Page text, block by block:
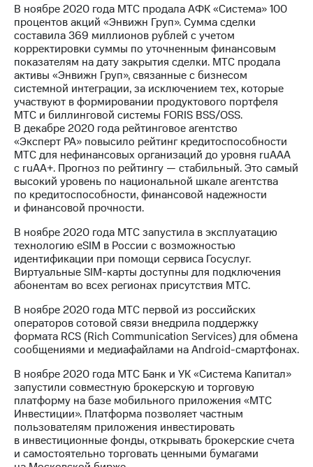
В ноябре 2020 года МТС продала АФК «Система» 100
процентов акций «Энвижн Груп». Сумма сделки
составила 369 миллионов рублей с учетом
корректировки суммы по уточненным финансовым
показателям на дату закрытия сделки. МТС продала
активы «Энвижн Груп», связанные с бизнесом
системной интеграции, за исключением тех, которые
участвуют в формировании продуктового портфеля
МТС и биллинговой системы FORIS BSS/OSS.
В декабре 2020 года рейтинговое агентство
«Эксперт РА» повысило рейтинг кредитоспособности
МТС для нефинансовых организаций до уровня ruAAA
с ruAA+. Прогноз по рейтингу — стабильный. Это самый
высокий уровень по национальной шкале агентства
по кредитоспособности, финансовой надежности
и финансовой прочности.
В ноябре 2020 года МТС запустила в эксплуатацию
технологию eSIM в России с возможностью
идентификации при помощи сервиса Госуслуг.
Виртуальные SIM-карты доступны для подключения
абонентам во всех регионах присутствия МТС.
В ноябре 2020 года МТС первой из российских
операторов сотовой связи внедрила поддержку
формата RCS (Rich Сommunication Services) для обмена
сообщениями и медиафайлами на Android-смартфонах.
В ноябре 2020 года МТС Банк и УК «Система Капитал»
запустили совместную брокерскую и торговую
платформу на базе мобильного приложения «MTС
Инвестиции». Платформа позволяет частным
пользователям приложения инвестировать
в инвестиционные фонды, открывать брокерские счета
и самостоятельно торговать ценными бумагами